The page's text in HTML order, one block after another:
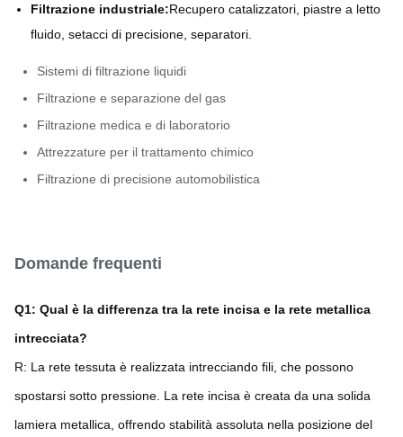
Filtrazione industriale:Recupero catalizzatori, piastre a letto
fluido, setacci di precisione, separatori.
Sistemi di filtrazione liquidi
Filtrazione e separazione del gas
Filtrazione medica e di laboratorio
Attrezzature per il trattamento chimico
Filtrazione di precisione automobilistica
Domande frequenti
Q1: Qual è la differenza tra la rete incisa e la rete metallica
intrecciata?
R: La rete tessuta è realizzata intrecciando fili, che possono
spostarsi sotto pressione. La rete incisa è creata da una solida
lamiera metallica, offrendo stabilità assoluta nella posizione del